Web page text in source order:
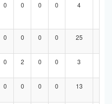
0 0 0 0 4
0 0 0 0 25
0 2 0 0 3
0 0 0 0 13